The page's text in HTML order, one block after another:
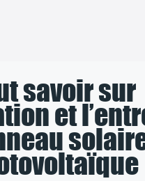
savoir sur
et